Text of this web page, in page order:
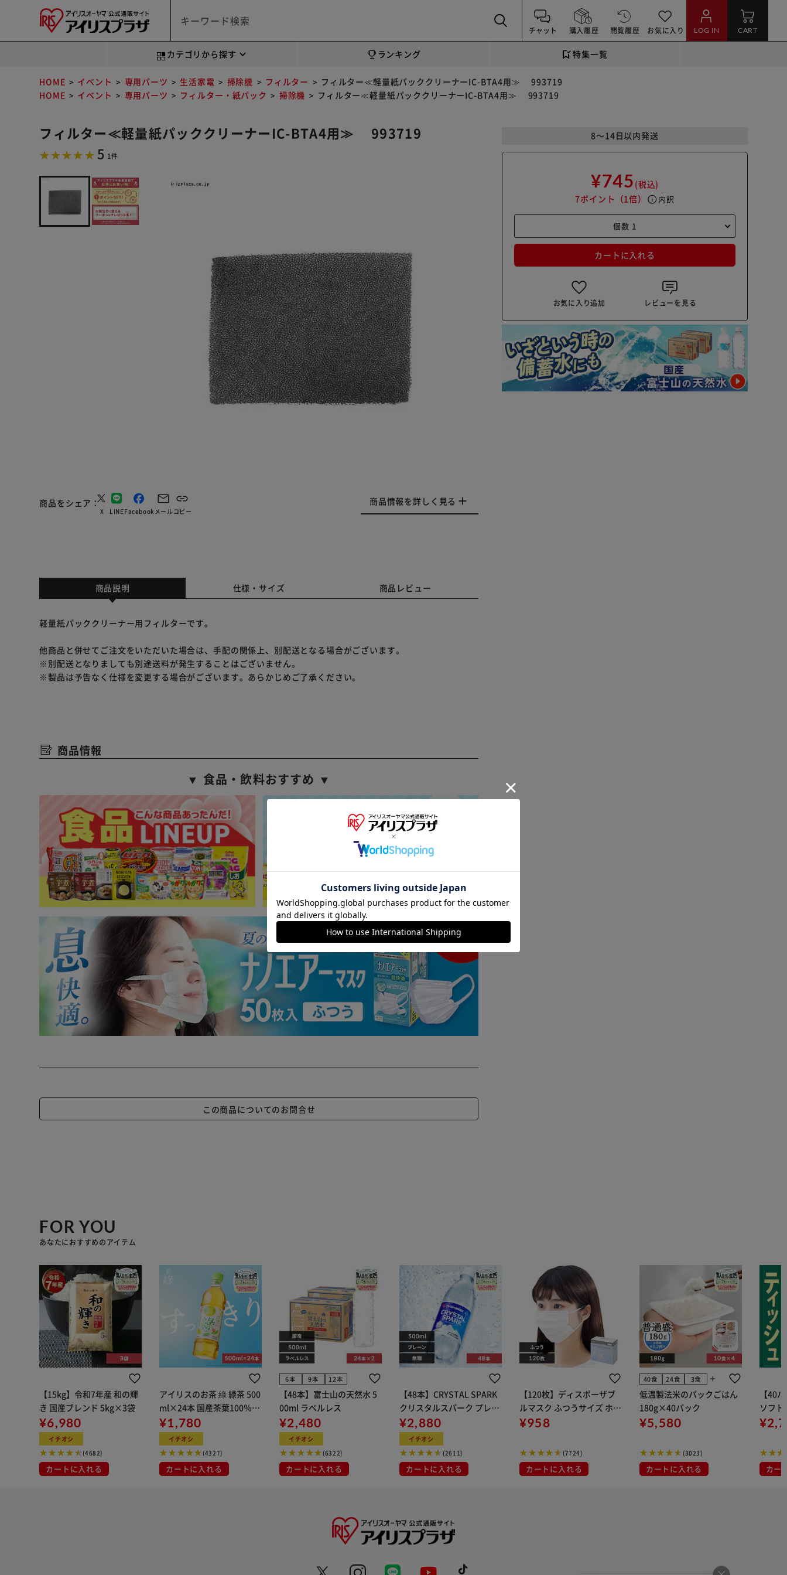
チャット 購入履歴 閲覧履歴 お気に入り LOG IN CART
カテゴリから探す ランキング 特集一覧
HOME イベント 専用パーツ 生活家電 掃除機 フィルター
フィルター≪軽量紙パッククリーナーIC-BTA4用≫ 993719
HOME
イベント 専用パーツ フィルター・紙パック 掃除機 フィルター≪軽量紙パッククリーナーIC-BTA4用≫ 993719
フィルター≪軽量紙パッククリーナーIC-BTA4用≫ 993719
5 1件
商品をシェア
X LINEFacebook メールコピー
商品情報を詳しく見る
8～14日以内発送
¥745 (税込)
7ポイント （1倍） info 内訳
カートに入れる
お気に入り追加 レビューを見る
商品説明 仕様・サイズ 商品レビュー
軽量紙パッククリーナー用フィルターです。
他商品と併せてご注文をいただいた場合は、手配の関係上、別配送となる場合がございます。
※別配送となりましても別途送料が発生することはございません。
※製品は予告なく仕様を変更する場合がございます。あらかじめご了承ください。
商品情報
▼ 食品・飲料おすすめ ▼
この商品についてのお問合せ
FOR YOU
あなたにおすすめのアイテム
【15kg】令和7年産 和の輝
き 国産ブレンド 5kg×3袋
¥6,980
イチオシ
(4682)
カートに入れる
アイリスのお茶 綠 緑茶 500
ml×24本 国産茶葉100％使
用
¥1,780
イチオシ
(4327)
カートに入れる
6本 9本 12本
【48本】富士山の天然水 5
00ml ラベルレス
¥2,480
イチオシ
(6322)
カートに入れる
【48本】CRYSTAL SPARK
クリスタルスパーク プレー
ン 500ml
¥2,880
イチオシ
(2611)
カートに入れる
【120枚】ディスポーザブ
ルマスク ふつうサイズ ホワ
イト 大容量 DISPOSABLE
布
¥958
(7724)
カートに入れる
40食 24食 3食 add
低温製法米のパックごはん
180g×40パック
¥5,580
(3023)
カートに入れる
【40
ソフ
組) 5
カー
※ご確認ください